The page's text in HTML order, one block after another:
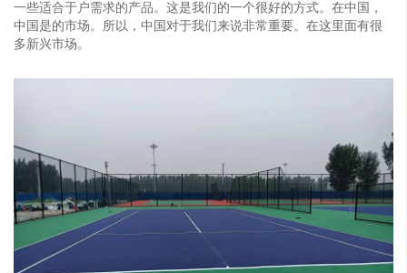
一些适合于户需求的产品。这是我们的一个很好的方式。在中国，
中国是的市场。所以，中国对于我们来说非常重要。在这里面有很
多新兴市场。